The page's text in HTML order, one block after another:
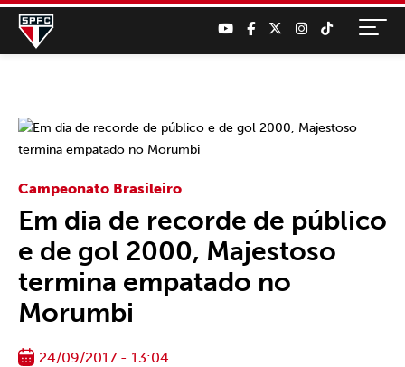
Campeonato Brasileiro
Em dia de recorde de público
e de gol 2000, Majestoso
termina empatado no
Morumbi
24/09/2017 - 13:04